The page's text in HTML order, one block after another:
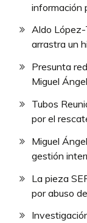
información
Aldo López-
arrastra un
Presunta
Miguel
Tubos
por el
Miguel
gestión
La pieza
por abuso